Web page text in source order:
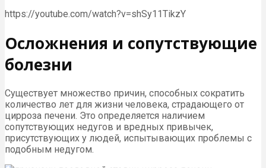
https://youtube.com/watch?v=shSy11TikzY
Осложнения и сопутствующие
болезни
Существует множество причин, способных сократить
количество лет для жизни человека, страдающего от
цирроза печени. Это определяется наличием
сопутствующих недугов и вредных привычек,
присутствующих у людей, испытывающих проблемы с
подобным недугом.